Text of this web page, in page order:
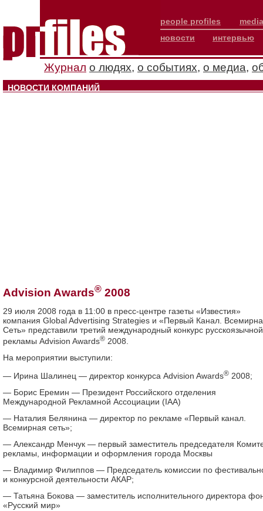
people profiles
новости
интервью
Журнал о людях, о событиях, о медиа,
НОВОСТИ КОМПАНИЙ
Advision Awards® 2008
29 июля 2008 года в 11:00 в пресс-центре газеты «Известия»
компания Global Advertising Strategies и «Первый Канал.
Сеть» представили третий международный конкурс русскоязычной
рекламы Advision Awards® 2008.
На мероприятии выступили:
— Ирина Шалинец — директор конкурса Advision Awards® 2008;
— Борис Еремин — Президент Российского отделения
Международной Рекламной Ассоциации (IAA)
— Наталия Белянина — директор по рекламе «Первый канал.
Всемирная сеть»;
— Александр Менчук — первый заместитель председателя
рекламы, информации и оформления города Москвы
— Владимир Филиппов — Председатель комиссии по
и конкурсной деятельности АКАР;
— Татьяна Бокова — заместитель исполнительного директора
«Русский мир»